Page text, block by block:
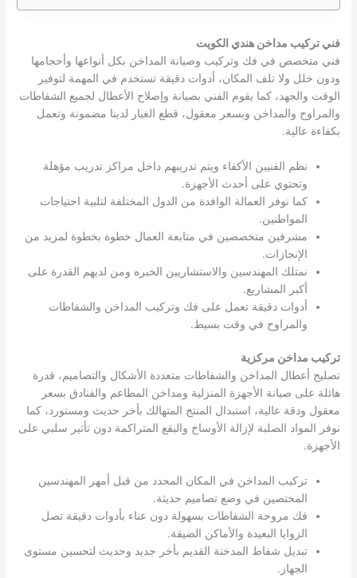
فني تركيب مداخن هندي الكويت
فني متخصص في فك وتركيب وصيانة المداخن بكل أنواعها وأحجامها
ودون خلل ولا تلف المكان، أدوات دقيقة تستخدم في المهمة لتوفير
الوقت والجهد، كما يقوم الفني بصيانة وإصلاح الأعطال لجميع الشفاطات
والمراوح والمداخن وبسعر معقول، قطع الغيار لدينا مضمونة وتعمل
بكفاءة عالية.
نظم الفنيين الأكفاء ويتم تدريبهم داخل مراكز تدريب مؤهلة
وتحتوي على أحدث الأجهزة.
كما نوفر العمالة الوافدة من الدول المختلفة لتلبية احتياجات
المواطنين.
مشرفين متخصصين في متابعة العمال خطوة بخطوة لمزيد من
الإنجازات.
نمتلك المهندسين والاستشاريين الخبره ومن لديهم القدرة على
أكبر المشاريع.
أدوات دقيقة تعمل على فك وتركيب المداخن والشفاطات
والمراوح في وقت بسيط.
تركيب مداخن مركزية
تصليح أعطال المداخن والشفاطات متعددة الأشكال والتصاميم، قدرة
هائلة على صيانة الأجهزة المنزلية ومداخن المطاعم والفنادق بسعر
معقول ودقة عالية، استبدال المنتج المتهالك بأخر حديث ومستورد، كما
نوفر المواد الصلبة لإزالة الأوساخ والبقع المتراكمة دون تأثير سلبي على
الأجهزة.
تركيب المداخن في المكان المحدد من قبل أمهر المهندسين
المختصين في وضع تصاميم حديثة.
فك مروحة الشفاطات بسهولة دون عناء بأدوات دقيقة تصل
الزوايا البعيدة والأماكن الضيقة.
تبديل شفاط المدخنة القديم بأخر جديد وحديث لتحسين مستوى
الجهاز.